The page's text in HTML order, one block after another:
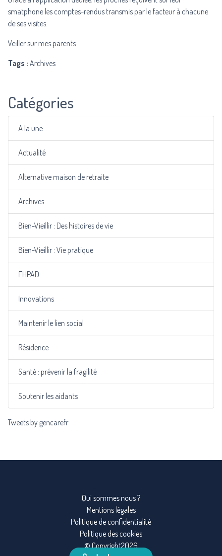
smatphone les comptes-rendus transmis par le facteur à chacune
de ses visites.
Veiller sur mes parents
Tags : Archives
Catégories
A la une
Actualité
Alternative maison de retraite
Archives
Bien-Vieillir : Des histoires de vie
Bien-Vieillir : Vie pratique
EHPAD
Innovations
Maintenir le lien social
Résidence
Santé : prévenir la fragilité
Soutenir les aidants
Tweets by gencarefr
Qui sommes nous ?
Mentions légales
Politique de confidentialité
Politique des cookies
© Copyright2026